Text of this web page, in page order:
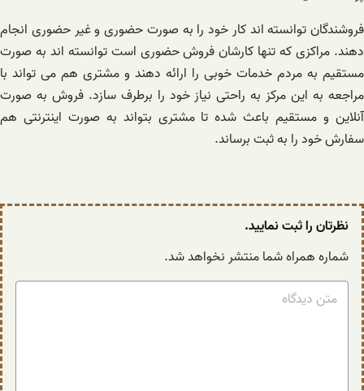
فروشندگان توانسته اند کار خود را به صورت حضوری و غیر حضوری انجام
دهند. مراکزی که تنها کارشان فروش حضوری است توانسته اند به صورت
مستقیم به مردم خدمات خوبی را ارائه دهند و مشتری هم می تواند با
مراجعه به این مرکز به راحتی نیاز خود را برطرف سازد. فروش به صورت
آنلاین و مستقیم باعث شده تا مشتری بتواند به صورت اینترنتی هم
سفارش خود را به ثبت برساند.
نظرتان را ثبت نمایید.
شماره همراه شما منتشر نخواهد شد.